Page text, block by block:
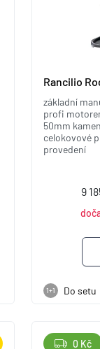
Rancilio
základní
profi
50mm
celokovové
provedení
9
1+1 Do setu
0 Kč